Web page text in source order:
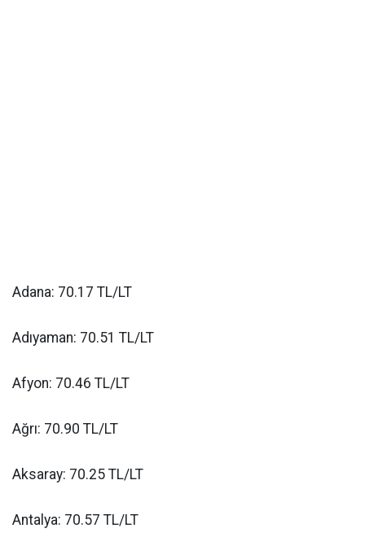
Adana: 70.17 TL/LT
Adıyaman: 70.51 TL/LT
Afyon: 70.46 TL/LT
Ağrı: 70.90 TL/LT
Aksaray: 70.25 TL/LT
Antalya: 70.57 TL/LT